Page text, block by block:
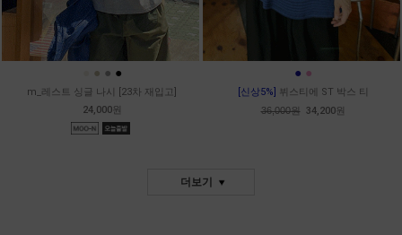
● ● ●
m_레스트 싱글 나시 [23차 재입고]
24,000원
● ●
[신상5%] 뷔스티에 ST 박스 티
36,000원 34,200원
더보기